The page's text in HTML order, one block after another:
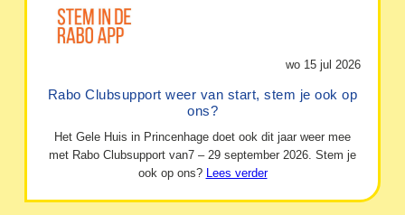
wo 15 jul 2026
Rabo Clubsupport weer van start, stem je ook op
ons?
Het Gele Huis in Princenhage doet ook dit jaar weer mee
met Rabo Clubsupport van7 – 29 september 2026. Stem je
ook op ons? Lees verder